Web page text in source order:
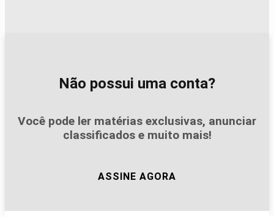
Não possui uma conta?
Você pode ler matérias exclusivas, anunciar
classificados e muito mais!
ASSINE AGORA